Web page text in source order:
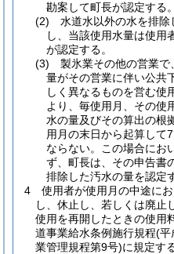
勘案して町長が認定する。
(2)
水道水以外の水を排除
し、当該使用水量は使用
が認定する。
(3)
製氷業その他の営業
量がその営業に伴い公共
しく異なるものを営む使
より、毎使用月、その使
水の量及びその算出の根
用月の末日から起算して
ならない。
この場合にお
ず、町長は、その申告書
排除した汚水の量を認定
4
使用者が使用月の中途に
し、休止し、若しくは廃止
使用を再開したときの使用
道事業給水条例施行規程(平
業管理規程第9号)に規定す